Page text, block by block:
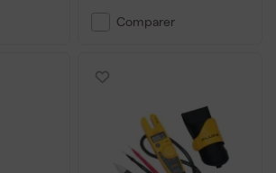
Comparer